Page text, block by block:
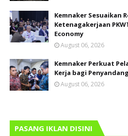
Kemnaker Sesuaikan
Ketenagakerjaan
Economy
August 06, 2026
Kemnaker Perkuat
Kerja bagi
August 06, 2026
PASANG IKLAN DISINI